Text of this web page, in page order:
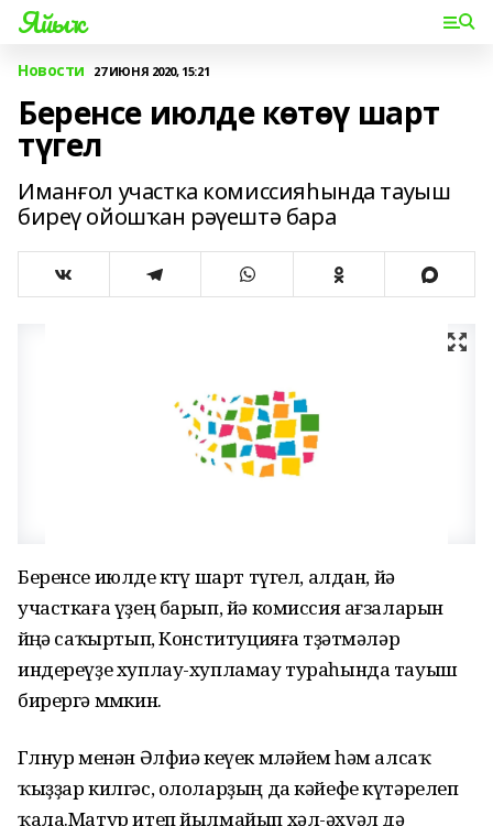
Яйыҡ
Новости 27 ИЮНЯ 2020, 15:21
Беренсе июлде көтөү шарт
түгел
Иманғол участка комиссияһында тауыш
биреү ойошҡан рәүештә бара
Беренсе июлде көтөү шарт түгел, алдан, йә
участкаға үҙең барып, йә комиссия ағзаларын
өйөңә саҡыртып, Конституцияға төҙәтмәләр
индереүҙе хуплау-хупламау тураһында тауыш
бирергә мөмкин.
Гөлнур менән Әлфиә кеүек мөләйем һәм алсаҡ
ҡыҙҙар килгәс, ололарҙың да кәйефе күтәрелеп
ҡала.Матур итеп йылмайып хәл-әхүәл дә